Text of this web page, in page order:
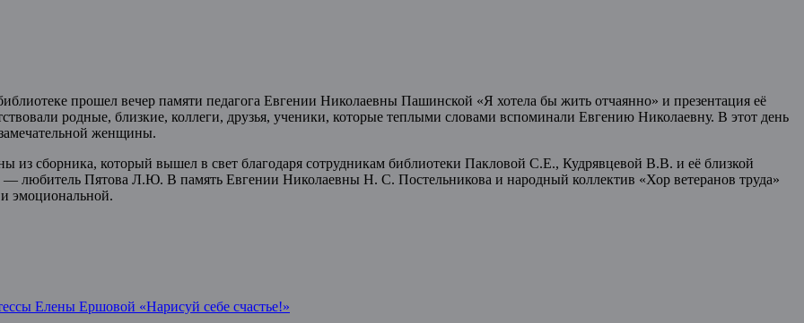
прошел вечер памяти педагога Евгении Николаевны Пашинской «Я хотела бы жить отчаянно» и презентация её
родные, близкие, коллеги, друзья, ученики, которые теплыми словами вспоминали Евгению Николаевну. В этот день
женщины.
из сборника, который вышел в свет благодаря сотрудникам библиотеки Пакловой С.Е., Кудрявцевой В.В. и её близкой
любитель Пятова Л.Ю. В память Евгении Николаевны Н. С. Постельникова и народный коллектив «Хор ветеранов труда»
эмоциональной.
Елены Ершовой «Нарисуй себе счастье!»